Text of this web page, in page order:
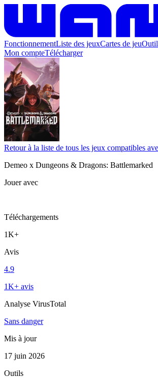
FonctionnementListe des jeuxCartes de jeu
Mon compteTélécharger
Retour à la liste de tous les jeux compatibles
Demeo x Dungeons & Dragons: Battlemarked
Jouer avec
Téléchargements
1K+
Avis
4.9
1K+ avis
Analyse VirusTotal
Sans danger
Mis à jour
17 juin 2026
Outils